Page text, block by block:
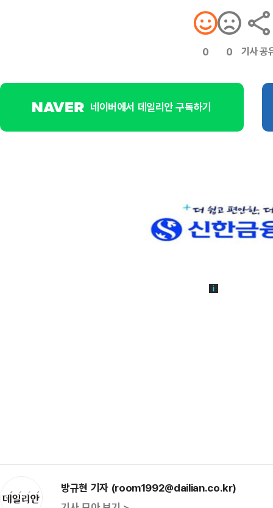
0 0 기사 공
네이버에서 데일리안 구독하기
방규현 기자 (room1992@dailian.co.kr)